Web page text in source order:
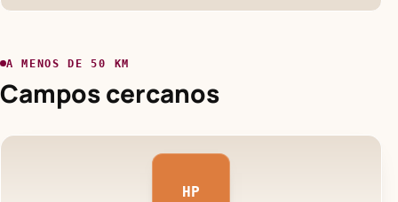
A MENOS DE 50 KM
Campos cercanos
HP